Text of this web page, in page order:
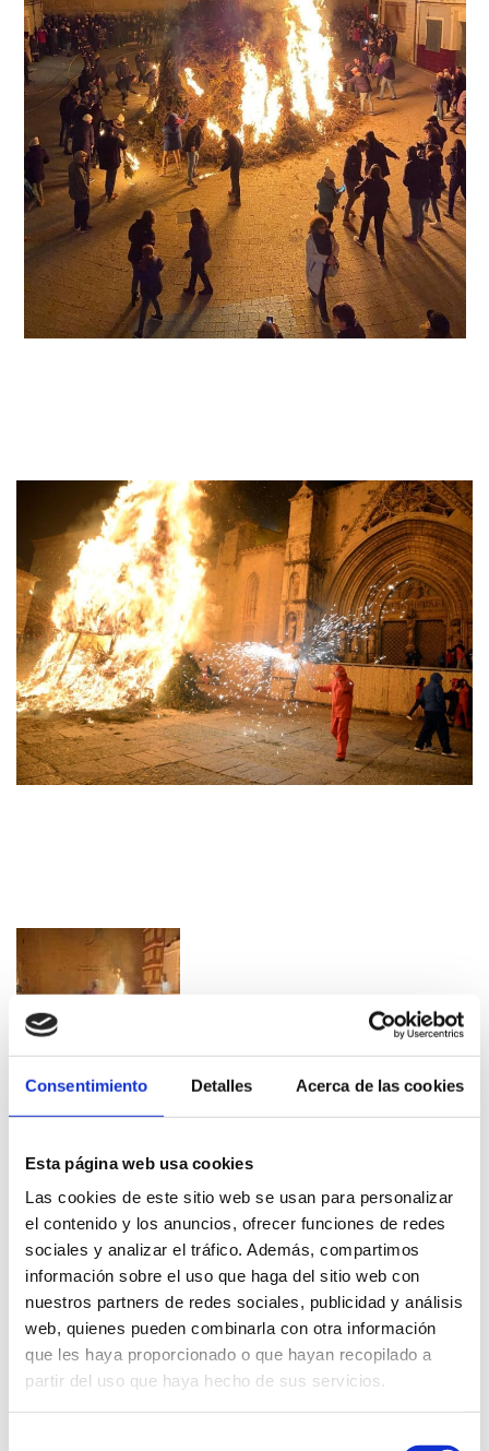
Consentimiento Detalles Acerca de las cookies
Esta página web usa cookies
Las cookies de este sitio web se usan para personalizar
el contenido y los anuncios, ofrecer funciones de redes
sociales y analizar el tráfico. Además, compartimos
información sobre el uso que haga del sitio web con
nuestros partners de redes sociales, publicidad y análisis
web, quienes pueden combinarla con otra información
que les haya proporcionado o que hayan recopilado a
partir del uso que haya hecho de sus servicios.